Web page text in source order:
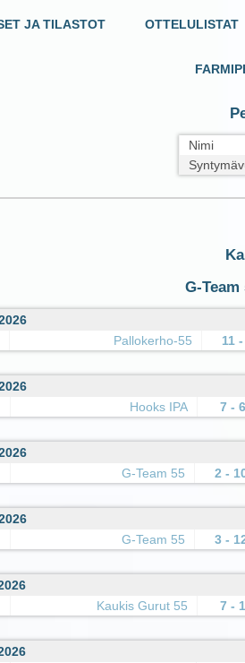
JA TILASTOT OTTELULISTAT
Nimi
G-
Pallokerho-55 11
Hooks IPA 7 - 6
G-Team 55 2 -
G-Team 55 3 -
Kaukis Gurut 55 7 - 1